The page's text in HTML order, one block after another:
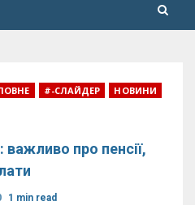
#-СЛАЙДЕР
НОВИНИ
важливо про пенсії,
1 min read